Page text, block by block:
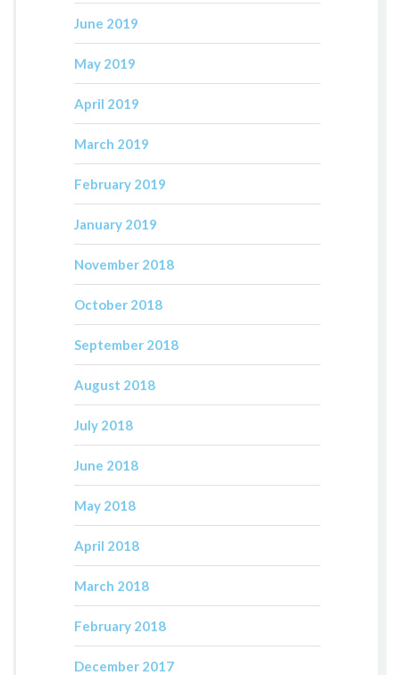
June 2019
May 2019
April 2019
March 2019
February 2019
January 2019
November 2018
October 2018
September 2018
August 2018
July 2018
June 2018
May 2018
April 2018
March 2018
February 2018
December 2017